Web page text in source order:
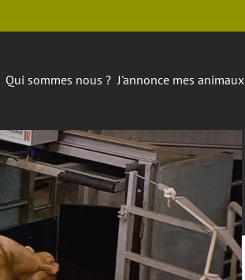
Qui sommes nous ? J'annonce mes animaux